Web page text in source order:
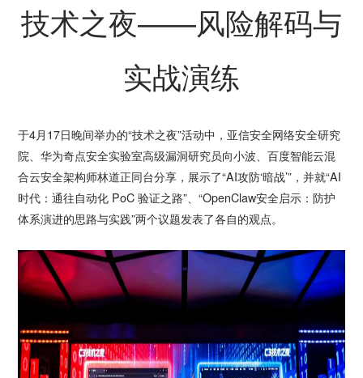
技术之夜——风险解码与
实战演练
于4月17日晚间举办的“技术之夜”活动中，亚信安全网络安全研究
院、华为奇点安全实验室高级漏洞研究员向小波、百度智能云混
合云安全架构师林道正同台分享，展示了“AI攻防‘暗战’”，并就“AI
时代：通往自动化 PoC 验证之路”、“OpenClaw安全启示：防护
体系演进的思路与实践”两个议题发表了各自的观点。